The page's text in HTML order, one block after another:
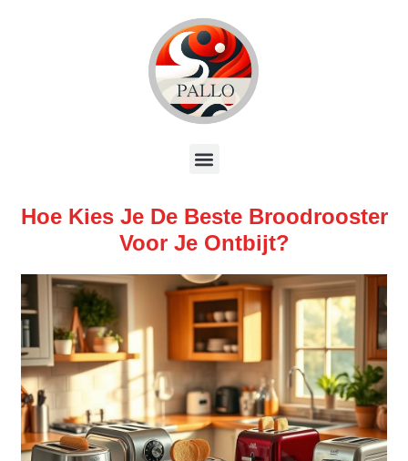
Hoe Kies Je De Beste Broodrooster
Voor Je Ontbijt?